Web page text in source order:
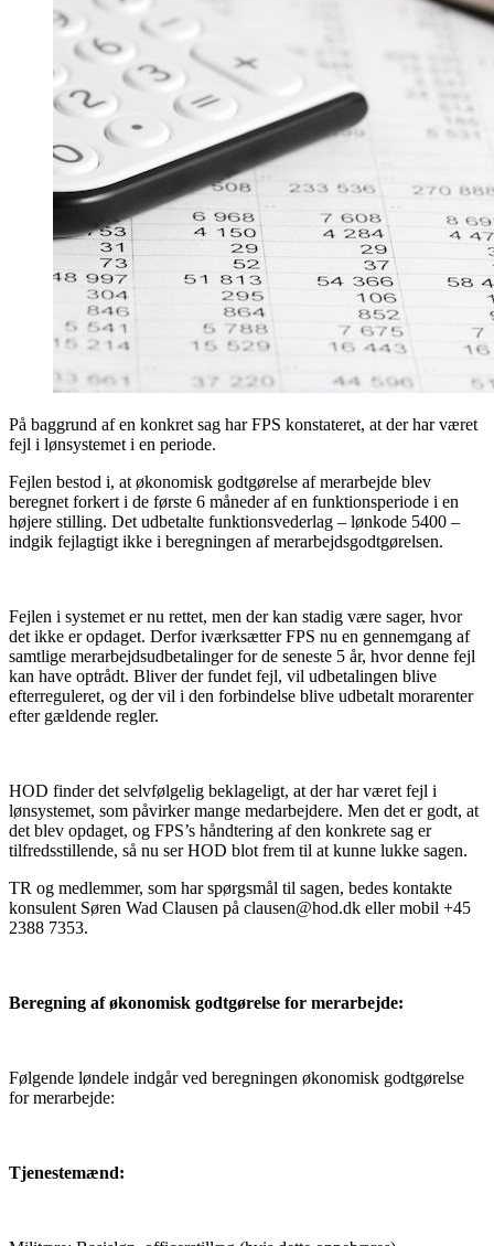
På baggrund af en konkret sag har FPS konstateret, at der har været
fejl i lønsystemet i en periode.
Fejlen bestod i, at økonomisk godtgørelse af merarbejde blev
beregnet forkert i de første 6 måneder af en funktionsperiode i en
højere stilling. Det udbetalte funktionsvederlag – lønkode 5400 –
indgik fejlagtigt ikke i beregningen af merarbejdsgodtgørelsen.
Fejlen i systemet er nu rettet, men der kan stadig være sager, hvor
det ikke er opdaget. Derfor iværksætter FPS nu en gennemgang af
samtlige merarbejdsudbetalinger for de seneste 5 år, hvor denne fejl
kan have optrådt. Bliver der fundet fejl, vil udbetalingen blive
efterreguleret, og der vil i den forbindelse blive udbetalt morarenter
efter gældende regler.
HOD finder det selvfølgelig beklageligt, at der har været fejl i
lønsystemet, som påvirker mange medarbejdere. Men det er godt, at
det blev opdaget, og FPS’s håndtering af den konkrete sag er
tilfredsstillende, så nu ser HOD blot frem til at kunne lukke sagen.
TR og medlemmer, som har spørgsmål til sagen, bedes kontakte
konsulent Søren Wad Clausen på clausen@hod.dk eller mobil +45
2388 7353.
Beregning af økonomisk godtgørelse for merarbejde:
Følgende løndele indgår ved beregningen økonomisk godtgørelse
for merarbejde:
Tjenestemænd: